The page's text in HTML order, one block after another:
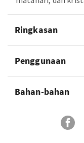
Ringkasan
Penggunaan
Bahan-bahan